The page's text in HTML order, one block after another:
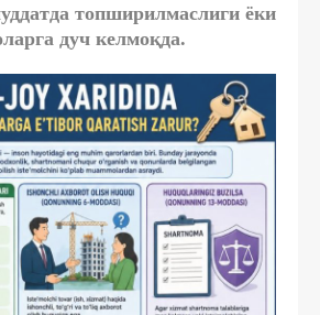
топширилмаслиги ёки
дуч келмоқда.